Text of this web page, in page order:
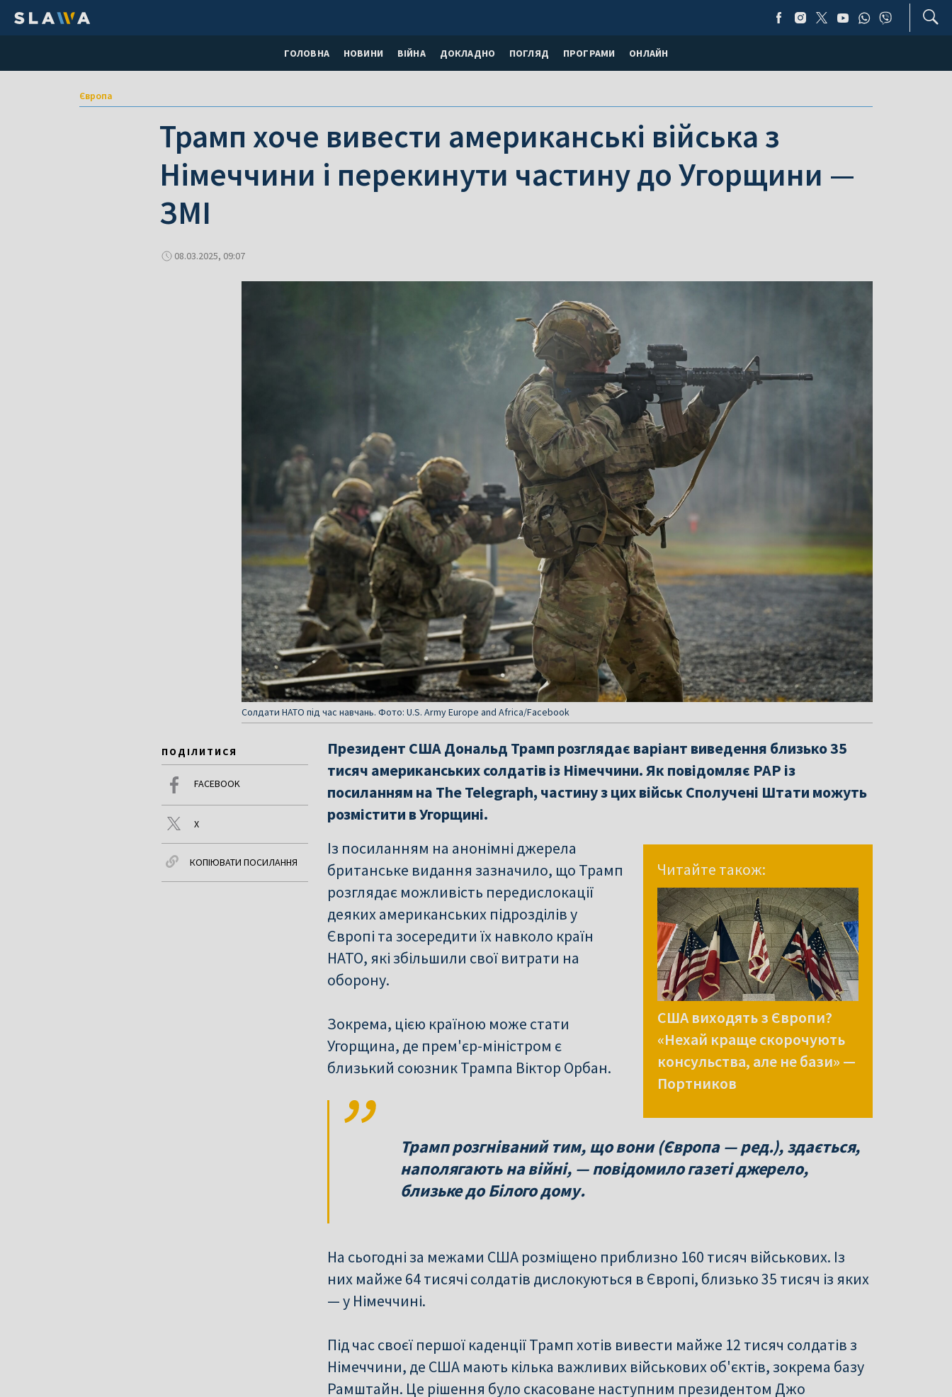
ГОЛОВНА НОВИНИ ВІЙНА ДОКЛАДНО ПОГЛЯД ПРОГРАМИ ОНЛАЙН
Європа
Трамп хоче вивести американські війська з
Німеччини і перекинути частину до Угорщини —
ЗМІ
08.03.2025, 09:07
Солдати НАТО під час навчань. Фото: U.S. Army Europe and Africa/Facebook
ПОДІЛИТИСЯ
FACEBOOK
X
КОПІЮВАТИ ПОСИЛАННЯ
Президент США Дональд Трамп розглядає варіант виведення близько 35
тисяч американських солдатів із Німеччини. Як повідомляє РАР із
посиланням на The Telegraph, частину з цих військ Сполучені Штати можуть
розмістити в Угорщині.
Читайте також:
США виходять з Європи?
«Нехай краще скорочують
консульства, але не бази» —
Портников
Із посиланням на анонімні джерела
британське видання зазначило, що Трамп
розглядає можливість передислокації
деяких американських підрозділів у
Європі та зосередити їх навколо країн
НАТО, які збільшили свої витрати на
оборону.
Зокрема, цією країною може стати
Угорщина, де прем'єр-міністром є
близький союзник Трампа Віктор Орбан.
Трамп розгніваний тим, що вони (Європа — ред.), здається,
наполягають на війні, — повідомило газеті джерело,
близьке до Білого дому.
На сьогодні за межами США розміщено приблизно 160 тисяч військових. Із
них майже 64 тисячі солдатів дислокуються в Європі, близько 35 тисяч із яких
— у Німеччині.
Під час своєї першої каденції Трамп хотів вивести майже 12 тисяч солдатів з
Німеччини, де США мають кілька важливих військових об'єктів, зокрема базу
Рамштайн. Це рішення було скасоване наступним президентом Джо